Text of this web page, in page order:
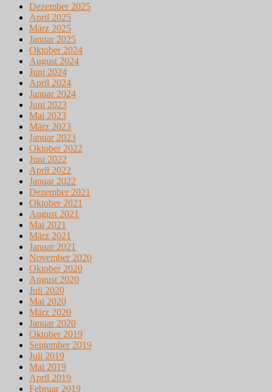
Dezember 2025
April 2025
März 2025
Januar 2025
Oktober 2024
August 2024
Juni 2024
April 2024
Januar 2024
Juni 2023
Mai 2023
März 2023
Januar 2023
Oktober 2022
Juni 2022
April 2022
Januar 2022
Dezember 2021
Oktober 2021
August 2021
Mai 2021
März 2021
Januar 2021
November 2020
Oktober 2020
August 2020
Juli 2020
Mai 2020
März 2020
Januar 2020
Oktober 2019
September 2019
Juli 2019
Mai 2019
April 2019
Februar 2019